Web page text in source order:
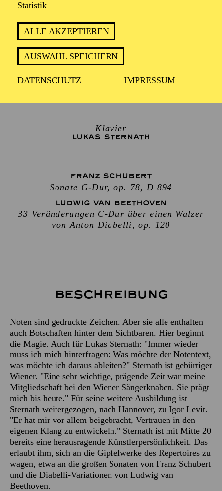
Statistik
ALLE AKZEPTIEREN
AUSWAHL SPEICHERN
DATENSCHUTZ IMPRESSUM
TERMIN
Mittwoch 5. Mai 2027
Klavier
LUKAS STERNATH
FRANZ SCHUBERT
Sonate G-Dur, op. 78, D 894
LUDWIG VAN BEETHOVEN
33 Veränderungen C-Dur über einen Walzer
von Anton Diabelli, op. 120
Beschreibung
Noten sind gedruckte Zeichen. Aber sie alle enthalten
auch Botschaften hinter dem Sichtbaren. Hier beginnt
die Magie. Auch für Lukas Sternath: "Immer wieder
muss ich mich hinterfragen: Was möchte der Notentext,
was möchte ich daraus ableiten?" Sternath ist gebürtiger
Wiener. "Eine sehr wichtige, prägende Zeit war meine
Mitgliedschaft bei den Wiener Sängerknaben. Sie prägt
mich bis heute." Für seine weitere Ausbildung ist
Sternath weitergezogen, nach Hannover, zu Igor Levit.
"Er hat mir vor allem beigebracht, Vertrauen in den
eigenen Klang zu entwickeln." Sternath ist mit Mitte 20
bereits eine herausragende Künstlerpersönlichkeit. Das
erlaubt ihm, sich an die Gipfelwerke des Repertoires zu
wagen, etwa an die großen Sonaten von Franz Schubert
und die Diabelli-Variationen von Ludwig van
Beethoven.